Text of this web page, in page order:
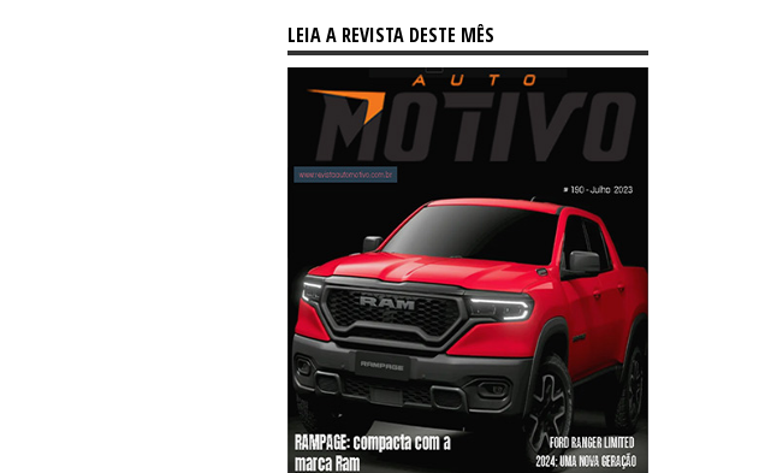
LEIA A REVISTA DESTE MÊS